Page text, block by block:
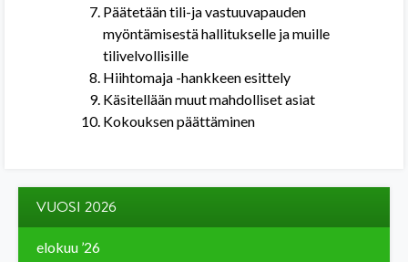
Päätetään tili-ja vastuuvapauden
myöntämisestä hallitukselle ja muille
tilivelvollisille
Hiihtomaja -hankkeen esittely
Käsitellään muut mahdolliset asiat
Kokouksen päättäminen
VUOSI 2026
elokuu ’26